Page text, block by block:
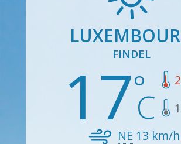
FINDEL
17
NE 13 km/h